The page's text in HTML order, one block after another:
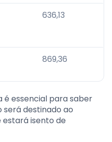
636,13
869,36
essencial para saber
destinado ao
estará isento de